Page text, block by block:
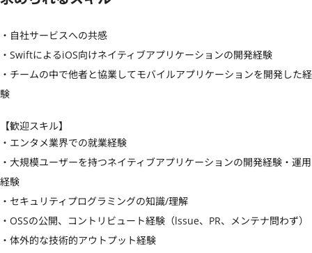
・自社サービスへの共感
・SwiftによるiOS向けネイティブアプリケーションの開発経験
・チームの中で他者と協業してモバイルアプリケーションを開発した経
験
【歓迎スキル】
・エンタメ業界での就業経験
・大規模ユーザーを持つネイティブアプリケーションの開発経験・運用
経験
・セキュリティプログラミングの知識/理解
・OSSの公開、コントリビュート経験（lssue、PR、メンテナ問わず）
・体外的な技術的アウトプット経験